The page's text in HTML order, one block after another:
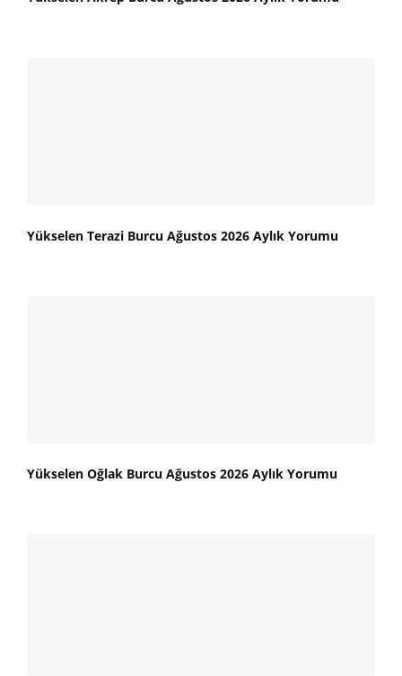
Yükselen Terazi Burcu Ağustos 2026 Aylık Yorumu
Yükselen Oğlak Burcu Ağustos 2026 Aylık Yorumu